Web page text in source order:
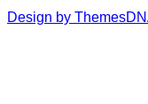
Design by